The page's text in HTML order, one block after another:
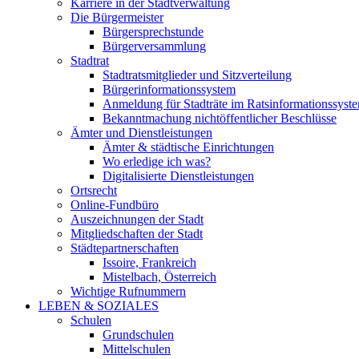
Karriere in der Stadtverwaltung
Die Bürgermeister
Bürgersprechstunde
Bürgerversammlung
Stadtrat
Stadtratsmitglieder und Sitzverteilung
Bürgerinformationssystem
Anmeldung für Stadträte im
Bekanntmachung nichtöffentlicher Beschlüsse
Ämter und Dienstleistungen
Ämter & städtische Einrichtungen
Wo erledige ich was?
Digitalisierte Dienstleistungen
Ortsrecht
Online-Fundbüro
Auszeichnungen der Stadt
Mitgliedschaften der Stadt
Städtepartnerschaften
Issoire, Frankreich
Mistelbach, Österreich
Wichtige Rufnummern
LEBEN & SOZIALES
Schulen
Grundschulen
Mittelschulen